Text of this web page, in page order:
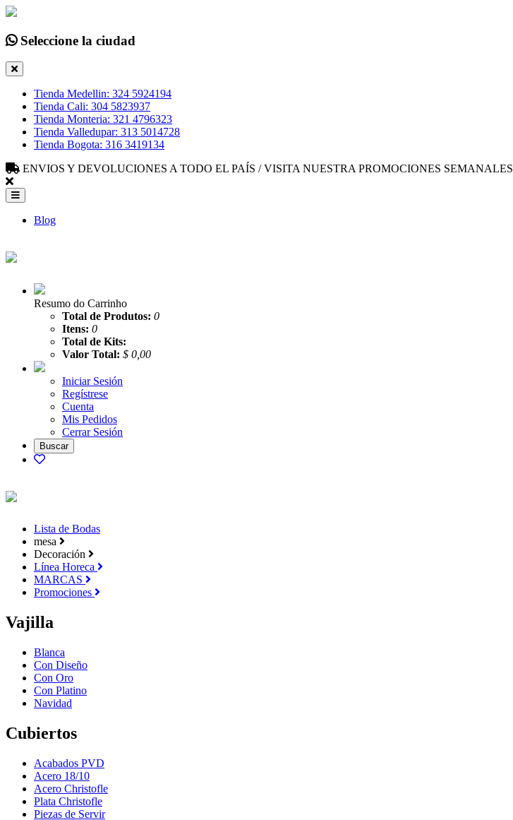
Seleccione la ciudad
Tienda Medellin: 324 5924194
Tienda Cali: 304 5823937
Tienda Monteria: 321 4796323
Tienda Valledupar: 313 5014728
Tienda Bogota: 316 3419134
ENVIOS Y DEVOLUCIONES A TODO EL PAÍS / VISITA NUESTRA PROMOCIONES SEMANALES
Blog
Resumo do Carrinho
Total de Produtos: 0
Itens: 0
Total de Kits:
Valor Total: $ 0,00
Iniciar Sesión
Regístrese
Cuenta
Mis Pedidos
Cerrar Sesión
Lista de Bodas
mesa
Decoración
Línea Horeca
MARCAS
Promociones
Vajilla
Blanca
Con Diseño
Con Oro
Con Platino
Navidad
Cubiertos
Acabados PVD
Acero 18/10
Acero Christofle
Plata Christofle
Piezas de Servir